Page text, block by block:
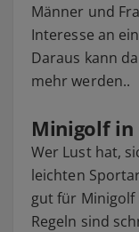
Männer und
Interesse an
Daraus kann
mehr werden..
Minigolf in
Wer Lust hat,
leichten
gut für Minigolf
Regeln sind